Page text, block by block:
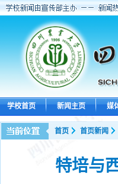
学校首页 新闻主页 媒
首页 首页新闻
特培与